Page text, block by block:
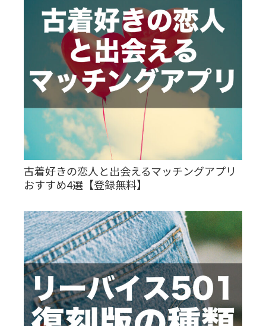
古着好きの恋人と出会えるマッチングアプリ
おすすめ4選【登録無料】